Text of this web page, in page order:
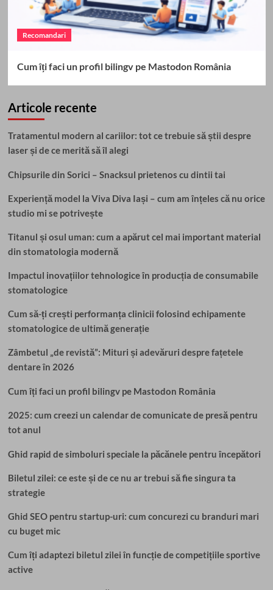
Recomandari
Cum îți faci un profil bilingv pe Mastodon România
Articole recente
Tratamentul modern al cariilor: tot ce trebuie să știi despre
laser și de ce merită să îl alegi
Chipsurile din Sorici – Snacksul prietenos cu dintii tai
Experiență model la Viva Diva Iași – cum am înțeles că nu orice
studio mi se potrivește
Titanul și osul uman: cum a apărut cel mai important material
din stomatologia modernă
Impactul inovațiilor tehnologice în producția de consumabile
stomatologice
Cum să-ți crești performanța clinicii folosind echipamente
stomatologice de ultimă generație
Zâmbetul „de revistă”: Mituri și adevăruri despre fațetele
dentare în 2026
Cum îți faci un profil bilingv pe Mastodon România
2025: cum creezi un calendar de comunicate de presă pentru
tot anul
Ghid rapid de simboluri speciale la păcănele pentru începători
Biletul zilei: ce este și de ce nu ar trebui să fie singura ta
strategie
Ghid SEO pentru startup-uri: cum concurezi cu branduri mari
cu buget mic
Cum îți adaptezi biletul zilei în funcție de competițiile sportive
active